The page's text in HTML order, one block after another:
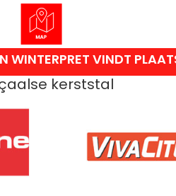
WINTERPRET VINDT
kerststal